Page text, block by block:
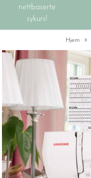
nettbaserte
sykurs!
Hjem